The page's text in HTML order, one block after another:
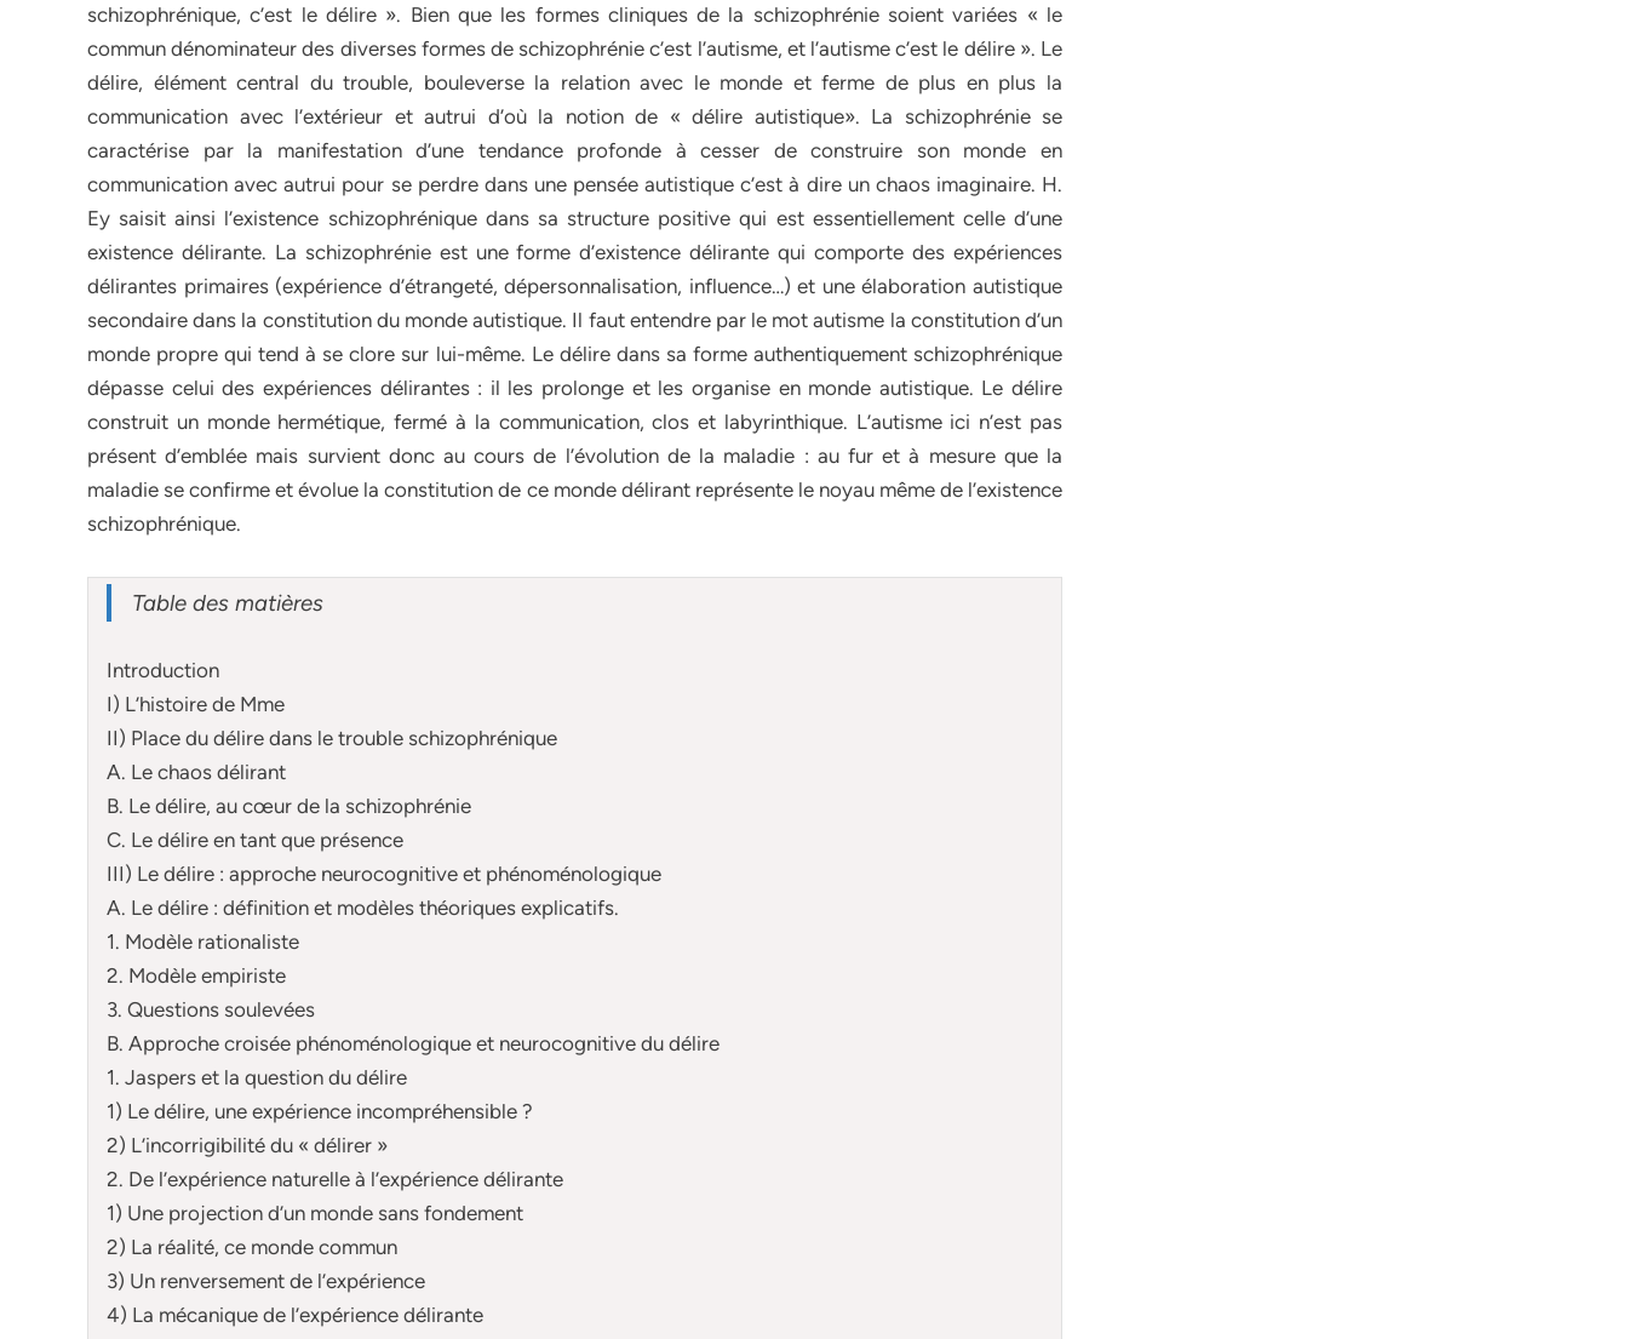
schizophrénique, c’est le délire ». Bien que les formes cliniques de la schizophrénie soient variées « le
commun dénominateur des diverses formes de schizophrénie c’est l’autisme, et l’autisme c’est le délire ». Le
délire, élément central du trouble, bouleverse la relation avec le monde et ferme de plus en plus la
communication avec l’extérieur et autrui d’où la notion de « délire autistique». La schizophrénie se
caractérise par la manifestation d’une tendance profonde à cesser de construire son monde en
communication avec autrui pour se perdre dans une pensée autistique c’est à dire un chaos imaginaire. H.
Ey saisit ainsi l’existence schizophrénique dans sa structure positive qui est essentiellement celle d’une
existence délirante. La schizophrénie est une forme d’existence délirante qui comporte des expériences
délirantes primaires (expérience d’étrangeté, dépersonnalisation, influence…) et une élaboration autistique
secondaire dans la constitution du monde autistique. Il faut entendre par le mot autisme la constitution d’un
monde propre qui tend à se clore sur lui-même. Le délire dans sa forme authentiquement schizophrénique
dépasse celui des expériences délirantes : il les prolonge et les organise en monde autistique. Le délire
construit un monde hermétique, fermé à la communication, clos et labyrinthique. L’autisme ici n’est pas
présent d’emblée mais survient donc au cours de l’évolution de la maladie : au fur et à mesure que la
maladie se confirme et évolue la constitution de ce monde délirant représente le noyau même de l’existence
schizophrénique.
Table des matières
Introduction
I) L’histoire de Mme
II) Place du délire dans le trouble schizophrénique
A. Le chaos délirant
B. Le délire, au cœur de la schizophrénie
C. Le délire en tant que présence
III) Le délire : approche neurocognitive et phénoménologique
A. Le délire : définition et modèles théoriques explicatifs.
1. Modèle rationaliste
2. Modèle empiriste
3. Questions soulevées
B. Approche croisée phénoménologique et neurocognitive du délire
1. Jaspers et la question du délire
1) Le délire, une expérience incompréhensible ?
2) L’incorrigibilité du « délirer »
2. De l’expérience naturelle à l’expérience délirante
1) Une projection d’un monde sans fondement
2) La réalité, ce monde commun
3) Un renversement de l’expérience
4) La mécanique de l’expérience délirante